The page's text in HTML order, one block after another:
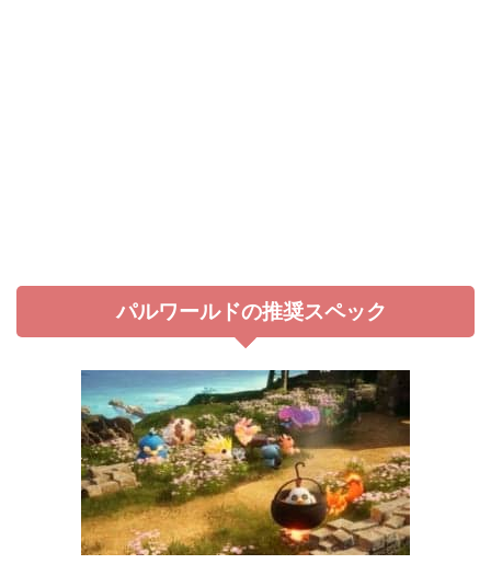
パルワールドの推奨スペック